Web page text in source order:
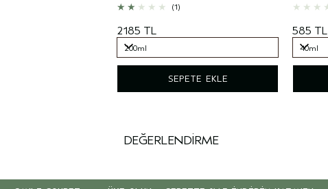
(1)
2185 TL
200ml
SEPETE EKLE
585 TL
40ml
DEĞERLENDIRME